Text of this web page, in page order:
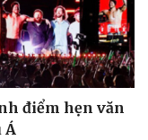
điểm hẹn văn
Á